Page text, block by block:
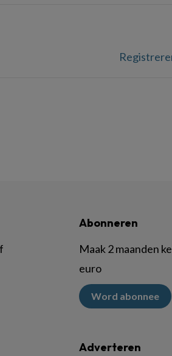
Abonneren
Maak 2 maanden
euro
Word abonnee
Adverteren